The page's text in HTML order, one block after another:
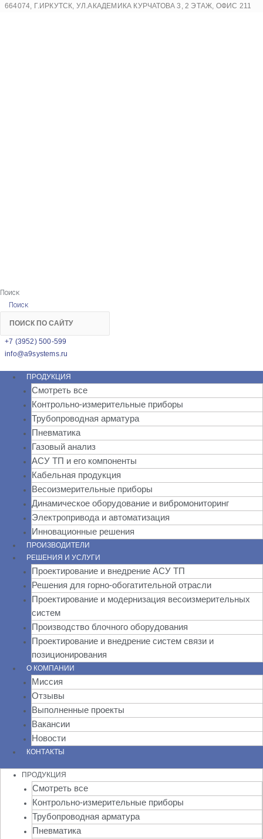
Перейти
664074, Г.ИРКУТСК, УЛ.АКАДЕМИКА КУРЧАТОВА 3, 2 ЭТАЖ, ОФИС 211
Поиск
Поиск
+7 (3952) 500-599
info@a9systems.ru
ПРОДУКЦИЯ
Смотреть все
Контрольно-измерительные приборы
Трубопроводная арматура
Пневматика
Газовый анализ
АСУ ТП и его компоненты
Кабельная продукция
Весоизмерительные приборы
Динамическое оборудование и вибромониторинг
Электропривода и автоматизация
Инновационные решения
ПРОИЗВОДИТЕЛИ
РЕШЕНИЯ И УСЛУГИ
Проектирование и внедрение АСУ ТП
Решения для горно-обогатительной отрасли
Проектирование и модернизация весоизмерительных
систем
Производство блочного оборудования
Проектирование и внедрение систем связи и
позиционирования
О КОМПАНИИ
Миссия
Отзывы
Выполненные проекты
Вакансии
Новости
КОНТАКТЫ
ПРОДУКЦИЯ
Смотреть все
Контрольно-измерительные приборы
Трубопроводная арматура
Пневматика